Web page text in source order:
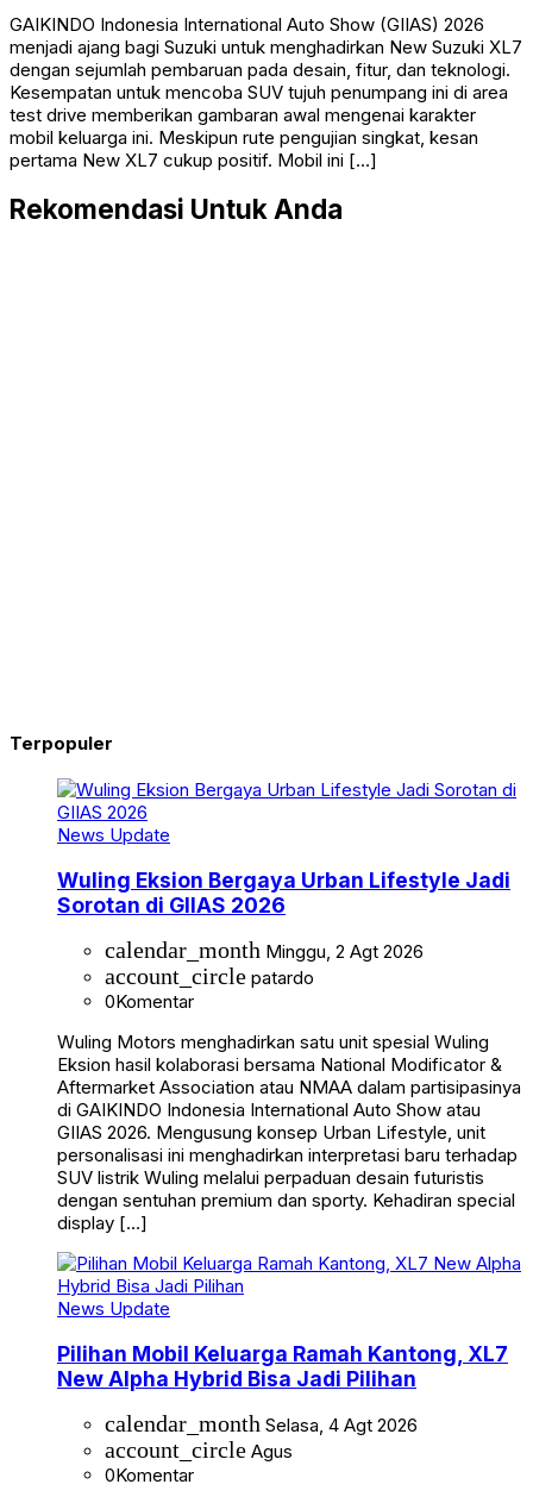
GAIKINDO Indonesia International Auto Show (GIIAS) 2026
menjadi ajang bagi Suzuki untuk menghadirkan New Suzuki XL7
dengan sejumlah pembaruan pada desain, fitur, dan teknologi.
Kesempatan untuk mencoba SUV tujuh penumpang ini di area
test drive memberikan gambaran awal mengenai karakter
mobil keluarga ini. Meskipun rute pengujian singkat, kesan
pertama New XL7 cukup positif. Mobil ini […]
Rekomendasi Untuk Anda
Terpopuler
News Update
Wuling Eksion Bergaya Urban Lifestyle Jadi
Sorotan di GIIAS 2026
calendar_month Minggu, 2 Agt 2026
account_circle patardo
0Komentar
Wuling Motors menghadirkan satu unit spesial Wuling
Eksion hasil kolaborasi bersama National Modificator &
Aftermarket Association atau NMAA dalam partisipasinya
di GAIKINDO Indonesia International Auto Show atau
GIIAS 2026. Mengusung konsep Urban Lifestyle, unit
personalisasi ini menghadirkan interpretasi baru terhadap
SUV listrik Wuling melalui perpaduan desain futuristis
dengan sentuhan premium dan sporty. Kehadiran special
display […]
News Update
Pilihan Mobil Keluarga Ramah Kantong, XL7
New Alpha Hybrid Bisa Jadi Pilihan
calendar_month Selasa, 4 Agt 2026
account_circle Agus
0Komentar